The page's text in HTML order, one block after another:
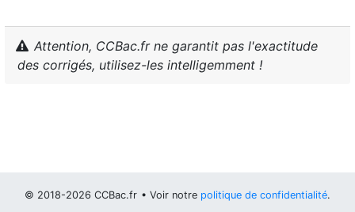
Attention, CCBac.fr ne garantit pas l'exactitude
des corrigés, utilisez-les intelligemment !
© 2018-2026 CCBac.fr • Voir notre politique de confidentialité.